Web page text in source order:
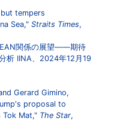
tempers
Sea," Straits Times,
関係の展望――期待
析 IINA、2024年12月19
Gerard Gimino,
proposal to
Tok Mat," The Star,